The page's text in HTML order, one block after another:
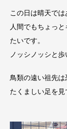
この日は晴天では
人間でもちょっ
たいです。
ノッシノッシと歩
鳥類の遠い祖先は
たくましい足を見